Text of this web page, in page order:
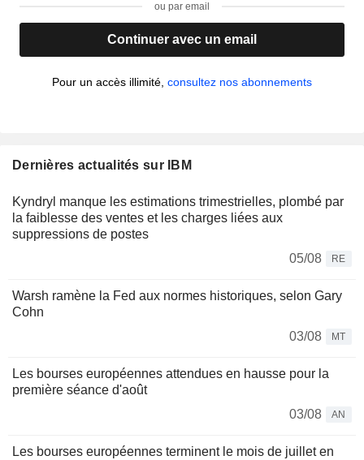
ou par email
Continuer avec un email
Pour un accès illimité, consultez nos abonnements
Dernières actualités sur IBM
Kyndryl manque les estimations trimestrielles, plombé par
la faiblesse des ventes et les charges liées aux
suppressions de postes
05/08
RE
Warsh ramène la Fed aux normes historiques, selon Gary
Cohn
03/08
MT
Les bourses européennes attendues en hausse pour la
première séance d'août
03/08
AN
Les bourses européennes terminent le mois de juillet en